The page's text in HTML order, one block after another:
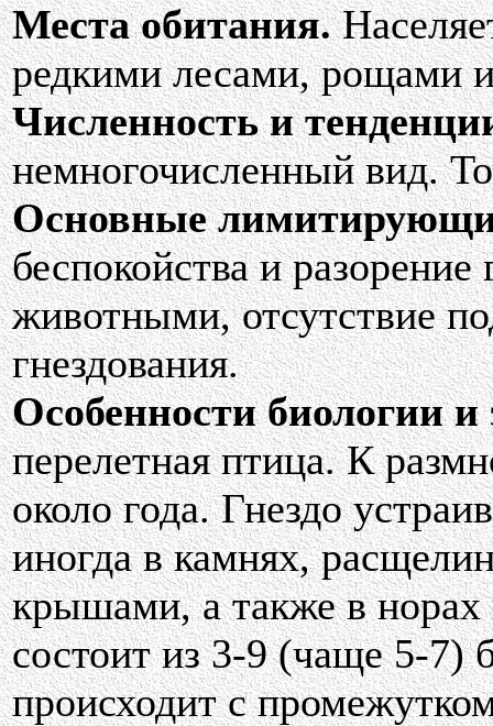
Места обитания.
редкими лесами, рощами
Численность и
немногочисленный вид.
Основные
беспокойства и
животными, отсутствие
гнездования.
Особенности биологии и
перелетная птица. К
около года. Гнездо
иногда в камнях,
крышами, а также в
состоит из 3-9 (чаще 5-7)
происходит с